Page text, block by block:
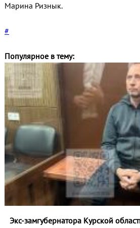
Марина Ризнык.
#
Популярное в тему:
Экс-замгубернатора Курской